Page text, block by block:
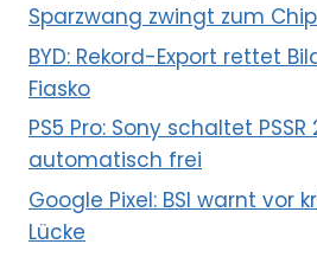
Sparzwang zwingt zum
BYD: Rekord-Export rettet
Fiasko
PS5 Pro: Sony schaltet PSSR
automatisch frei
Google Pixel: BSI warnt vor
Lücke